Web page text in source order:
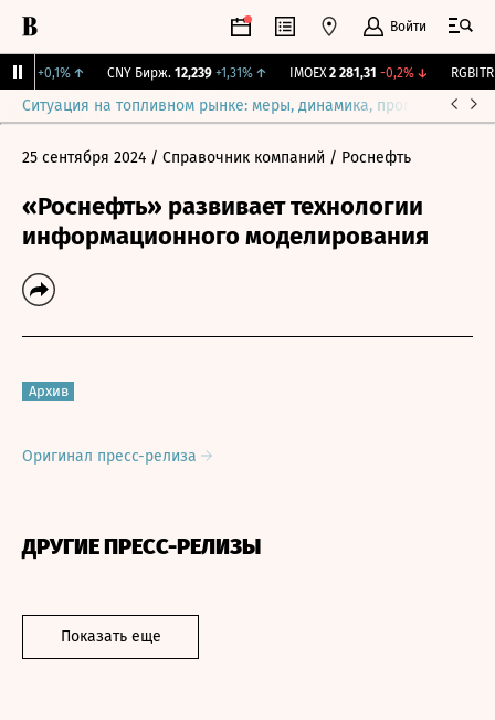
Войти
+0,1% ↑ CNY Бирж. 12,239 +1,31% ↑ IMOEX 2 281,31 -0,2%↓ RGBITR
Ситуация на топливном рынке: меры, динамика, прогнозы
25 сентября 2024 / Справочник компаний / Роснефть
«Роснефть» развивает технологии
информационного моделирования
Архив
Оригинал пресс-релиза
ДРУГИЕ ПРЕСС-РЕЛИЗЫ
Показать еще